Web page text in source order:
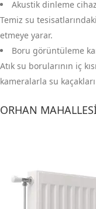
Akustik dinleme
Temiz su
etmeye yarar.
Boru görüntüleme
Atık su borularının iç
kameralarla su
ORHAN